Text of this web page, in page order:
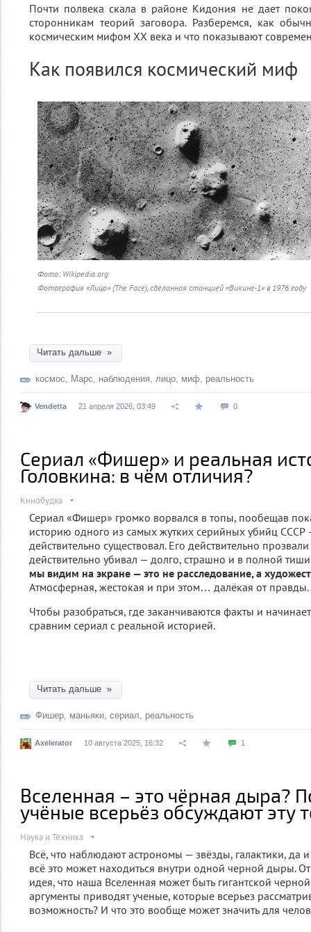
Почти полвека скала в районе Кидония не дает
сторонникам теорий заговора. Разберемся, как
космическим мифом XX века и что показывают
Как появился космический миф
Фото: Wikipedia.org
Фотография «Лицо» (The Face), сделанная станцией «Викинг-1» в 1976 году
Читать дальше »
космос Марс наблюдения лицо миф реальность
Vendetta 21 апреля 2026, 03:49 0
Сериал «Фишер» и реальная
Головкина: в чём отличия?
Кинобудка
Сериал «Фишер» громко ворвался в топы, пообещав
историю одного из самых жутких серийных убийц СССР
действительно существовал. Его действительно
действительно убивал — долго, страшно и в полной
мы видим на экране — это не расследование, а
Атмосферная, жестокая и при этом… далёкая от правды.
Чтобы разобраться, где заканчиваются факты и
сравним сериал с реальной историей.
Читать дальше »
Фишер маньяки сериал реальность
Axelerator 10 августа 2025, 16:32 1
Вселенная – это чёрная дыра?
учёные всерьёз обсуждают эту
Наука и Техника
Всё, что наблюдают астрономы — звёзды, галактики, да
всё это может находиться внутри одной черной дыры.
идея, что наша Вселенная может быть гигантской
аргументы приводят ученые, которые всерьез
возможность? И что это вообще может значить для